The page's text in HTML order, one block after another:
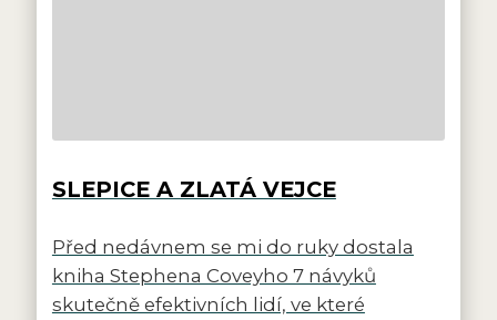
SLEPICE A ZLATÁ VEJCE
Před nedávnem se mi do ruky dostala
kniha Stephena Coveyho 7 návyků
skutečně efektivních lidí, ve které